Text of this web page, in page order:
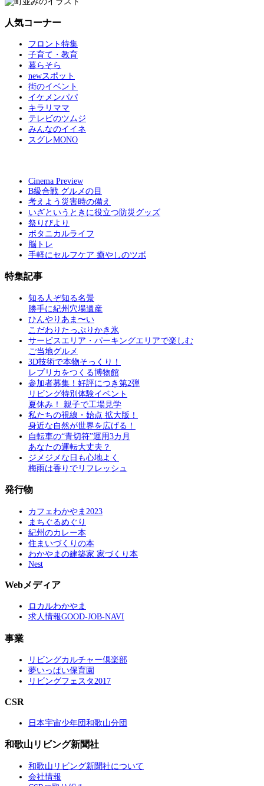
人気コーナー
フロント特集
子育て・教育
暮らそら
newスポット
街のイベント
イケメンパパ
キラリママ
テレビのツムジ
みんなのイイネ
スグレMONO
Cinema Preview
B級合戦 グルメの目
考えよう災害時の備え
いざというときに役立つ防災グッズ
祭りびより
ボタニカルライフ
脳トレ
手軽にセルフケア 癒やしのツボ
特集記事
知る人ぞ知る名景
勝手に紀州穴場遺産
ひんやりあま〜い
こだわりたっぷりかき氷
サービスエリア・パーキングエリアで楽しむ
ご当地グルメ
3D技術で本物そっくり！
レプリカをつくる博物館
参加者募集！好評につき第2弾
リビング特別体験イベント
夏休み！ 親子で工場見学
私たちの視線・始点 拡大版！
身近な自然が世界を広げる！
自転車の“青切符”運用3カ月
あなたの運転大丈夫？
ジメジメな日も心地よく
梅雨は香りでリフレッシュ
発行物
カフェわかやま2023
まちぐるめぐり
紀州のカレー本
住まいづくりの本
わかやまの建築家 家づくり本
Nest
Webメディア
ロカルわかやま
求人情報GOOD-JOB-NAVI
事業
リビングカルチャー倶楽部
夢いっぱい保育園
リビングフェスタ2017
CSR
日本宇宙少年団和歌山分団
和歌山リビング新聞社
和歌山リビング新聞社について
会社情報